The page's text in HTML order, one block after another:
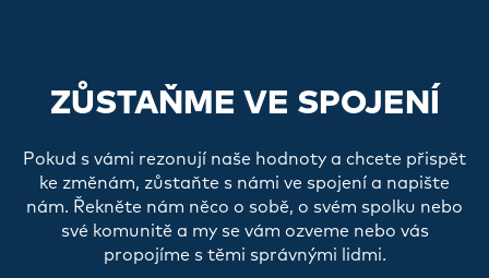
ZŮSTAŇME VE SPOJENÍ
Pokud s vámi rezonují naše hodnoty a chcete přispět
ke změnám, zůstaňte s námi ve spojení a napište
nám. Řekněte nám něco o sobě, o svém spolku nebo
své komunitě a my se vám ozveme nebo vás
propojíme s těmi správnými lidmi.